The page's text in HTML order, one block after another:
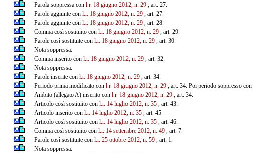
Parola soppressa con l.r. 18 giugno 2012, n. 29, art. 27.
Parole aggiunte con l.r. 18 giugno 2012, n. 29, art. 27.
Parole aggiunte con l.r. 18 giugno 2012, n. 29, art. 28.
Comma così sostituito con l.r. 18 giugno 2012, n. 29, art. 29.
Parole così sostituite con l.r. 18 giugno 2012, n. 29, art. 30.
Nota soppressa.
Comma inserito con l.r. 18 giugno 2012, n. 29, art. 32.
Nota soppressa.
Parole inserite con l.r. 18 giugno 2012, n. 29, art. 34.
Periodo prima modificato con l.r. 18 giugno 2012, n. 29, art. 34. Poi periodo soppresso con
Ambito (allegato A) inserito con l.r. 18 giugno 2012, n. 29, art. 34.
Articolo così sostituito con l.r. 14 luglio 2012, n. 35, art. 43.
Articolo inserito con l.r. 14 luglio 2012, n. 35, art. 45.
Articolo così sostituito con l.r. 14 luglio 2012, n. 35, art. 46.
Comma così sostituito con l.r. 14 settembre 2012, n. 49, art. 7.
Parole così sostituite con l.r. 25 ottobre 2012, n. 59, art. 1.
Nota soppressa.